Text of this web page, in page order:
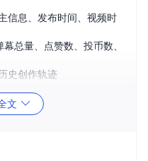
信息、发布时间、视频时
总量、点赞数、投币数、
史创作轨迹
分散在视频页面中的非结
结构化数据资产，为深度
文